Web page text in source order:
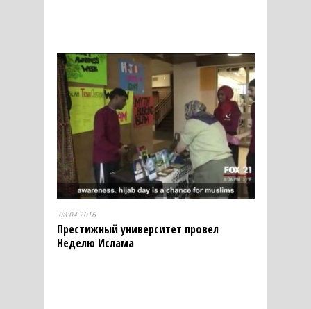
08.04.2016
Престижный университет провел
Неделю Ислама